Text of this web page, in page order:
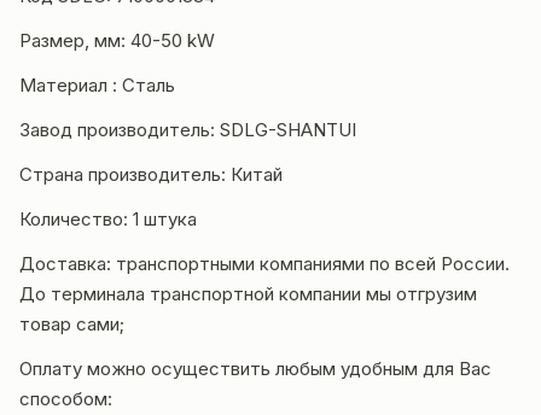
Размер, мм: 40-50 kW
Материал : Сталь
Завод производитель: SDLG-SHANTUI
Страна производитель: Китай
Количество: 1 штука
Доставка: транспортными компаниями по всей России.
До терминала транспортной компании мы отгрузим
товар сами;
Оплату можно осуществить любым удобным для Вас
способом: